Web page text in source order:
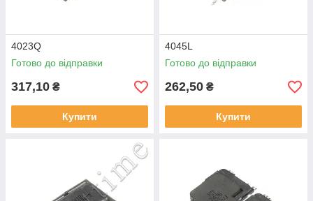
4023Q
Готово до відправки
317,10 ₴
Купити
4045L
Готово до відправки
262,50 ₴
Купити